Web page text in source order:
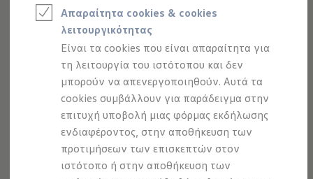
Απαραίτητα cookies & cookies
λειτουργικότητας
Είναι τα cookies που είναι απαραίτητα για
τη λειτουργία του ιστότοπου και δεν
μπορούν να απενεργοποιηθούν. Αυτά τα
cookies συμβάλλουν για παράδειγμα στην
επιτυχή υποβολή μιας φόρμας εκδήλωσης
ενδιαφέροντος, στην αποθήκευση των
προτιμήσεων των επισκεπτών στον
ιστότοπο ή στην αποθήκευση των
Νέο Tayron ehybrid
e-Tools για ηλεκτρικά αυτοκίνητα
Προσομοιωτής αυτονομίας
Προσομοιωτής χρόνου φόρτισης
Προσομοιωτής κόστους φόρτισης
ID. Ενημερώσεις λογισμικού
We Charge - Υπηρεσία Φόρτισης
Εύρεση δημόσιων σημείων φόρτισης
ID. Charger
Ενημέρωση ID.
Πλατφόρμα MEB
Μύθοι & Αλήθειες για την ηλεκτροκίνηση
Πού μπορώ να φορτίσω;
Πόσο μακριά μπορώ να φτάσω;